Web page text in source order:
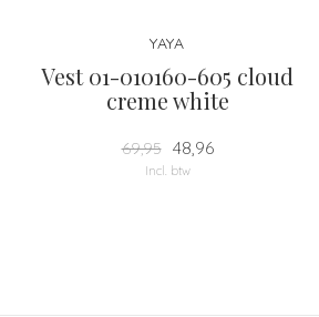
YAYA
Vest 01-010160-605 cloud
creme white
69,95 48,96
Incl. btw